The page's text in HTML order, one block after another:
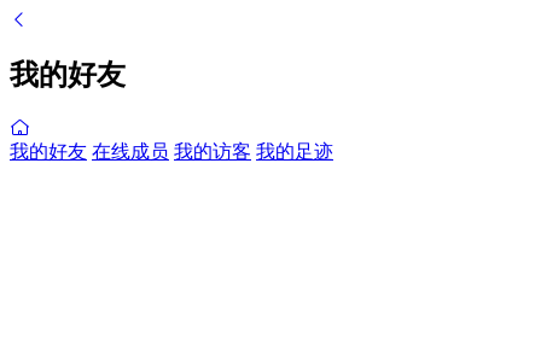
我的好友
我的好友 在线成员 我的访客 我的足迹